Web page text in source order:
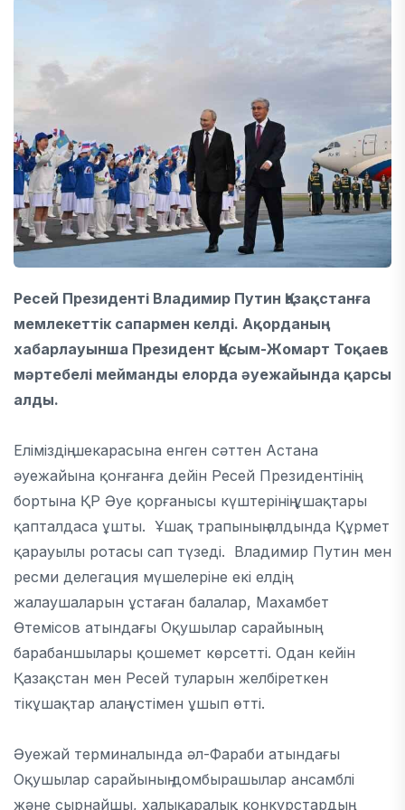
Ресей Президенті Владимир Путин Қазақстанға
мемлекеттік сапармен келді. Ақорданың
хабарлауынша Президент Қасым-Жомарт Тоқаев
мәртебелі мейманды елорда әуежайында қарсы
алды.
Еліміздің шекарасына енген сәттен Астана
әуежайына қонғанға дейін Ресей Президентінің
бортына ҚР Әуе қорғанысы күштерінің ұшақтары
қапталдаса ұшты. Ұшақ трапының алдында Құрмет
қарауылы ротасы сап түзеді. Владимир Путин мен
ресми делегация мүшелеріне екі елдің
жалаушаларын ұстаған балалар, Махамбет
Өтемісов атындағы Оқушылар сарайының
барабаншылары қошемет көрсетті. Одан кейін
Қазақстан мен Ресей туларын желбіреткен
тікұшақтар алаң үстімен ұшып өтті.
Әуежай терминалында әл-Фараби атындағы
Оқушылар сарайының домбырашылар ансамблі
және сырнайшы, халықаралық конкурстардың